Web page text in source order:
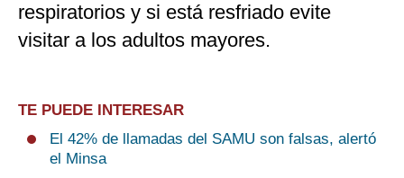
respiratorios y si está resfriado evite
visitar a los adultos mayores.
TE PUEDE INTERESAR
El 42% de llamadas del SAMU son falsas, alertó
el Minsa